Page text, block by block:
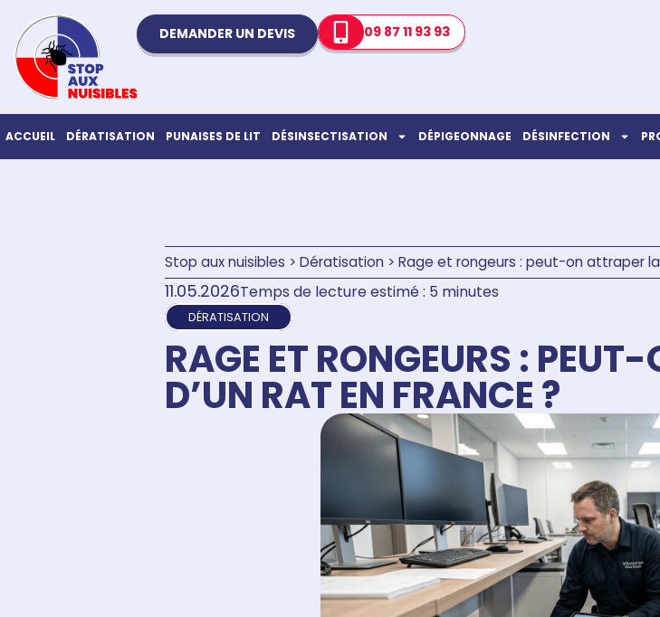
DEMANDER UN DEVIS 09 87 11 93 93
ACCUEIL DÉRATISATION PUNAISES DE LIT DÉSINSECTISATION DÉPIGEONNAGE DÉSINFECTION
Stop aux nuisibles > Dératisation > Rage et rongeurs : peut-on attraper la
11.05.2026Temps de lecture estimé : 5 minutes
DÉRATISATION
RAGE ET RONGEURS :
D’UN RAT EN FRANCE ?